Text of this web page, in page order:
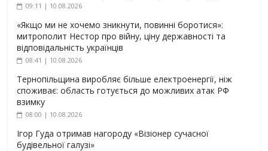
09:11 | 10.08.2026
«Якщо ми не хочемо зникнути, повинні боротися»:
митрополит Нестор про війну, ціну державності та
відповідальність українців
08:41 | 10.08.2026
Тернопільщина виробляє більше електроенергії, ніж
споживає: область готується до можливих атак РФ
взимку
08:00 | 10.08.2026
Ігор Гуда отримав нагороду «Візіонер сучасної
будівельної галузі»